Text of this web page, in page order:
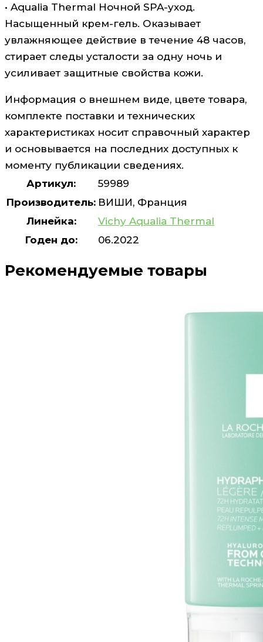
• Aqualia Thermal Ночной SPA-уход.
Насыщенный крем-гель. Оказывает
увлажняющее действие в течение 48 часов,
стирает следы усталости за одну ночь и
усиливает защитные свойства кожи.
Информация о внешнем виде, цвете товара,
комплекте поставки и технических
характеристиках носит справочный характер
и основывается на последних доступных к
моменту публикации сведениях.
Артикул:
59989
Производитель: ВИШИ, Франция
Линейка:
Vichy Aqualia Thermal
Годен до:
06.2022
Рекомендуемые товары